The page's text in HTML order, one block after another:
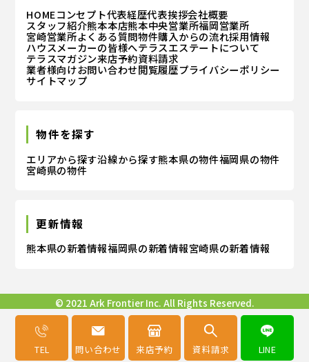
TEL 問い合わせ 来店予約 資料請求 LINE
個人情報の安全対策
当社は、個人情報の正確性及び安全性確保のために、
セキュリティに万全の対策を講じています。
ご本人の照会
をご希望される場合には、ご本人であることを確認の
上、対応させていただきます。
法令、その他規範を遵守するとともに、本ポリシーの
内容を適宜見直し、その改善に努めます。
HOMEコンセプト代表経歴代表挨拶会社概要
スタッフ紹介熊本本店熊本中央営業所福岡営業所
宮崎営業所よくある質問物件購入からの流れ採用情報
ハウスメーカーの皆様へテラスエステートについて
テラスマガジン来店予約資料請求
業者様向けお問い合わせ閲覧履歴プライバシーポリシー
サイトマップ
物件を探す
エリアから探す沿線から探す熊本県の物件福岡県の物件
宮崎県の物件
更新情報
熊本県の新着情報福岡県の新着情報宮崎県の新着情報
© 2021 Ark Frontier Inc. All Rights Reserved.